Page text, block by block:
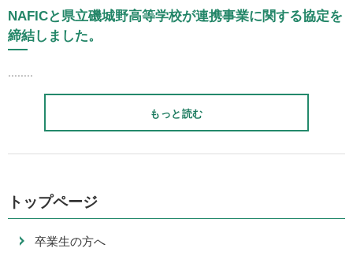
NAFICと県立磯城野高等学校が連携事業に関する協定を
締結しました。
もっと読む
トップページ
卒業生の方へ